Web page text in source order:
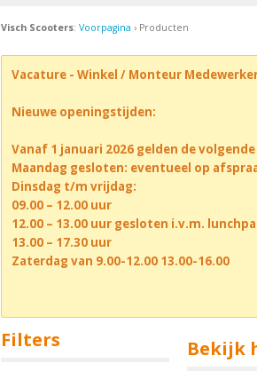
Visch Scooters: Voorpagina › Producten
Vacature - Winkel / Monteur
Nieuwe openingstijden:
Vanaf 1 januari 2026 gelden de
Maandag gesloten: eventueel op
Dinsdag t/m vrijdag:
09.00 – 12.00 uur
12.00 – 13.00 uur gesloten i.v.m.
13.00 – 17.30 uur
Zaterdag van 9.00-12.00 13.00-16.00
Filters Bekijk